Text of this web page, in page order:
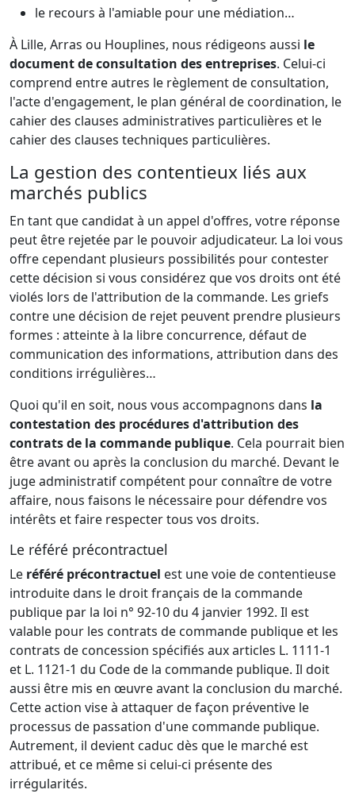
le recours à l'amiable pour une médiation…
À Lille, Arras ou Houplines, nous rédigeons aussi le
document de consultation des entreprises. Celui-ci
comprend entre autres le règlement de consultation,
l'acte d'engagement, le plan général de coordination, le
cahier des clauses administratives particulières et le
cahier des clauses techniques particulières.
La gestion des contentieux liés aux
marchés publics
En tant que candidat à un appel d'offres, votre réponse
peut être rejetée par le pouvoir adjudicateur. La loi vous
offre cependant plusieurs possibilités pour contester
cette décision si vous considérez que vos droits ont été
violés lors de l'attribution de la commande. Les griefs
contre une décision de rejet peuvent prendre plusieurs
formes : atteinte à la libre concurrence, défaut de
communication des informations, attribution dans des
conditions irrégulières…
Quoi qu'il en soit, nous vous accompagnons dans la
contestation des procédures d'attribution des
contrats de la commande publique. Cela pourrait bien
être avant ou après la conclusion du marché. Devant le
juge administratif compétent pour connaître de votre
affaire, nous faisons le nécessaire pour défendre vos
intérêts et faire respecter tous vos droits.
Le référé précontractuel
Le référé précontractuel est une voie de contentieuse
introduite dans le droit français de la commande
publique par la loi n° 92-10 du 4 janvier 1992. Il est
valable pour les contrats de commande publique et les
contrats de concession spécifiés aux articles L. 1111-1
et L. 1121-1 du Code de la commande publique. Il doit
aussi être mis en œuvre avant la conclusion du marché.
Cette action vise à attaquer de façon préventive le
processus de passation d'une commande publique.
Autrement, il devient caduc dès que le marché est
attribué, et ce même si celui-ci présente des
irrégularités.